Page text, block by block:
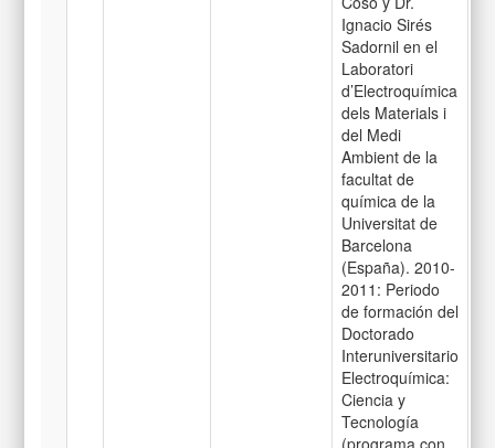
Ignacio Sirés
Sadornil en el
Laboratori
d’Electroquímica
dels Materials i
del Medi
Ambient de la
facultat de
química de la
Universitat de
Barcelona
(España). 2010-
2011: Periodo
de formación del
Doctorado
Interuniversitario
Electroquímica:
Ciencia y
Tecnología
(programa con